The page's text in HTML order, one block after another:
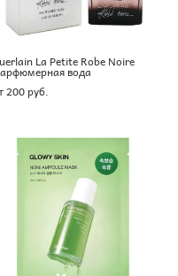
La Petite Robe Noire
вода
200 pуб.